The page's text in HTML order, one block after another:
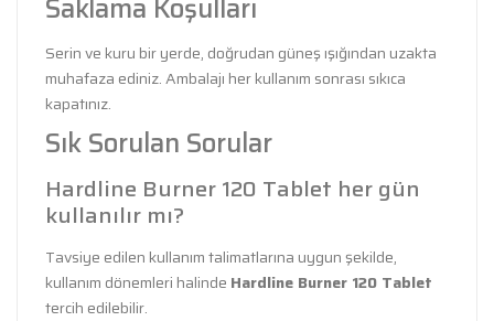
Saklama Koşulları
Serin ve kuru bir yerde, doğrudan güneş ışığından uzakta
muhafaza ediniz. Ambalajı her kullanım sonrası sıkıca
kapatınız.
Sık Sorulan Sorular
Hardline Burner 120 Tablet her gün
kullanılır mı?
Tavsiye edilen kullanım talimatlarına uygun şekilde,
kullanım dönemleri halinde Hardline Burner 120 Tablet
tercih edilebilir.